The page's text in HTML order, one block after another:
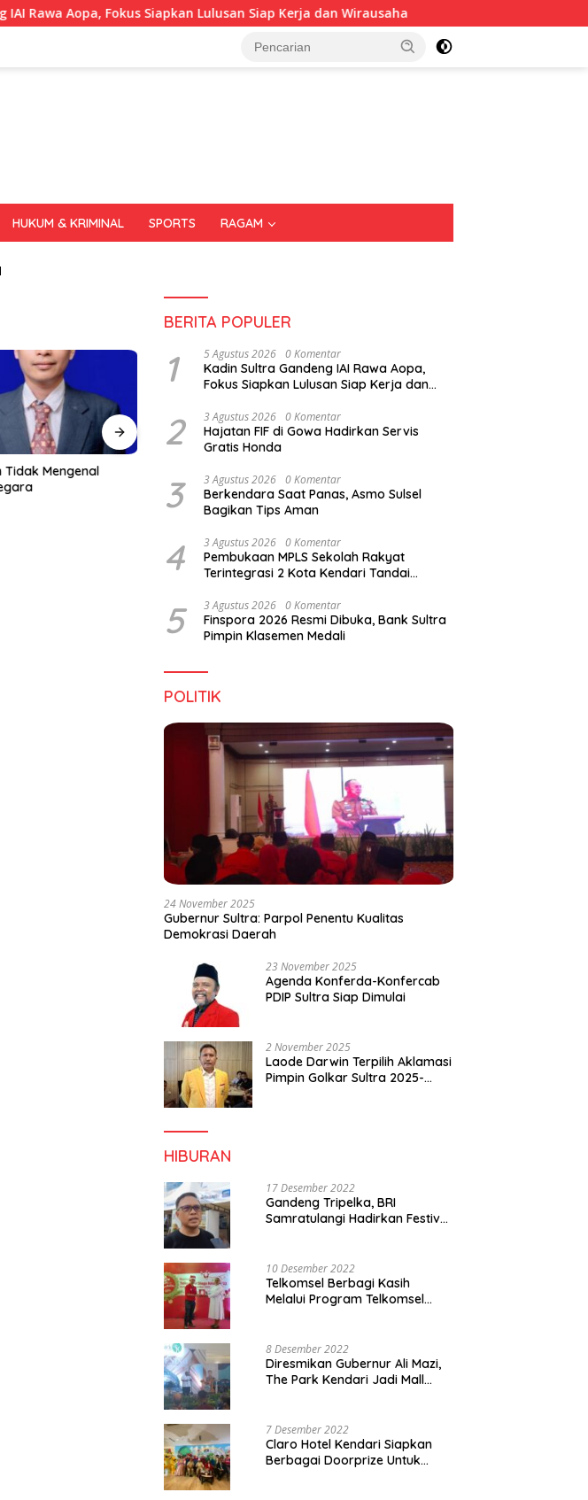
Aopa, Fokus Siapkan Lulusan Siap Kerja dan Wirausaha
HUKUM & KRIMINAL SPORTS RAGAM
Tidak Mengenal
Sultra Terus Maju, Namun
Infrastruktur Pariwisata dan
Perikanan Masih Jadi
Tantangan
Bank Sultra Pimpin Klasemen
Medali
BERITA POPULER
1 5 Agustus 2026 0 Komentar
Kadin Sultra Gandeng IAI Rawa Aopa,
Fokus Siapkan Lulusan Siap Kerja dan
2 3 Agustus 2026 0 Komentar
Hajatan FIF di Gowa Hadirkan Servis
Gratis Honda
3 3 Agustus 2026 0 Komentar
Berkendara Saat Panas, Asmo Sulsel
Bagikan Tips Aman
4 3 Agustus 2026 0 Komentar
Pembukaan MPLS Sekolah Rakyat
Terintegrasi 2 Kota Kendari Tandai
5 3 Agustus 2026 0 Komentar
Finspora 2026 Resmi Dibuka, Bank Sultra
Pimpin Klasemen Medali
POLITIK
24 November 2025
Gubernur Sultra: Parpol Penentu Kualitas
Demokrasi Daerah
23 November 2025
Agenda Konferda-Konfercab
PDIP Sultra Siap Dimulai
2 November 2025
Laode Darwin Terpilih Aklamasi
Pimpin Golkar Sultra 2025-
HIBURAN
17 Desember 2022
Gandeng Tripelka, BRI
Samratulangi Hadirkan Festival
10 Desember 2022
Telkomsel Berbagi Kasih
Melalui Program Telkomsel
8 Desember 2022
Diresmikan Gubernur Ali Mazi,
The Park Kendari Jadi Mall
7 Desember 2022
Claro Hotel Kendari Siapkan
Berbagai Doorprize Untuk